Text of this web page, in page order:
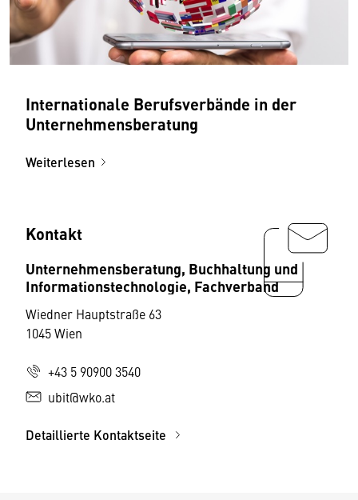
Internationale Berufsverbände in der
Unternehmensberatung
Weiterlesen
Kontakt
Unternehmensberatung, Buchhaltung und
Informationstechnologie, Fachverband
Wiedner Hauptstraße 63
1045 Wien
+43 5 90900 3540
ubit@wko.at
Detaillierte Kontaktseite